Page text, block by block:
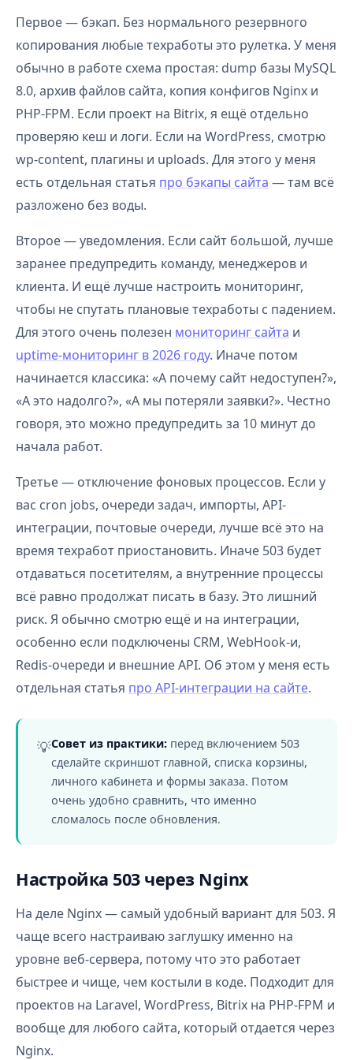
Первое — бэкап. Без нормального резервного
копирования любые техработы это рулетка. У меня
обычно в работе схема простая: dump базы MySQL
8.0, архив файлов сайта, копия конфигов Nginx и
PHP-FPM. Если проект на Bitrix, я ещё отдельно
проверяю кеш и логи. Если на WordPress, смотрю
wp-content, плагины и uploads. Для этого у меня
есть отдельная статья про бэкапы сайта — там всё
разложено без воды.
Второе — уведомления. Если сайт большой, лучше
заранее предупредить команду, менеджеров и
клиента. И ещё лучше настроить мониторинг,
чтобы не спутать плановые техработы с падением.
Для этого очень полезен мониторинг сайта и
uptime-мониторинг в 2026 году. Иначе потом
начинается классика: «А почему сайт недоступен?»,
«А это надолго?», «А мы потеряли заявки?». Честно
говоря, это можно предупредить за 10 минут до
начала работ.
Третье — отключение фоновых процессов. Если у
вас cron jobs, очереди задач, импорты, API-
интеграции, почтовые очереди, лучше всё это на
время техработ приостановить. Иначе 503 будет
отдаваться посетителям, а внутренние процессы
всё равно продолжат писать в базу. Это лишний
риск. Я обычно смотрю ещё и на интеграции,
особенно если подключены CRM, WebHook-и,
Redis-очереди и внешние API. Об этом у меня есть
отдельная статья про API-интеграции на сайте.
💡Совет из практики: перед включением 503
сделайте скриншот главной, списка корзины,
личного кабинета и формы заказа. Потом
очень удобно сравнить, что именно
сломалось после обновления.
Настройка 503 через Nginx
На деле Nginx — самый удобный вариант для 503. Я
чаще всего настраиваю заглушку именно на
уровне веб-сервера, потому что это работает
быстрее и чище, чем костыли в коде. Подходит для
проектов на Laravel, WordPress, Bitrix на PHP-FPM и
вообще для любого сайта, который отдается через
Nginx.